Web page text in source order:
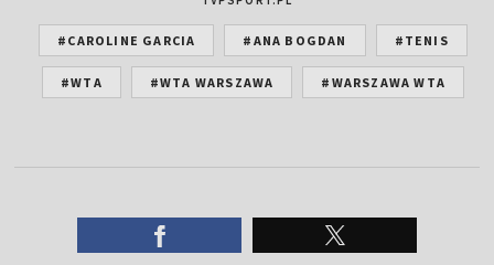
#CAROLINE GARCIA #ANA BOGDAN #TENIS
#WTA #WTA WARSZAWA #WARSZAWA WTA